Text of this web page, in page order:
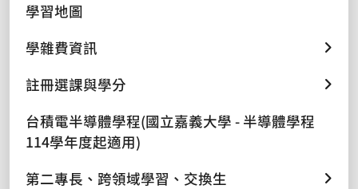
學習地圖
學雜費資訊
註冊選課與學分
台積電半導體學程(國立嘉義大學 - 半導體學程
114學年度起適用)
第二專長、跨領域學習、交換生